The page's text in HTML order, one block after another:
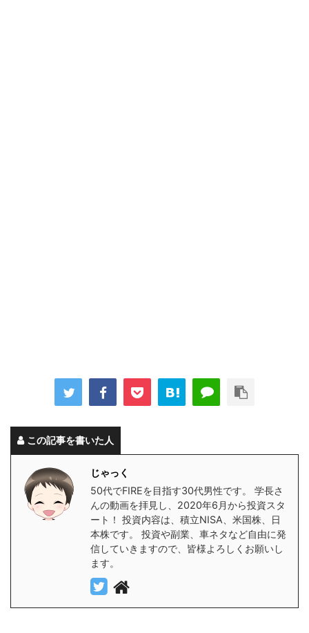
この記事を書いた人
じゃっく
50代でFIREを目指す30代男性です。 学長さ
んの動画を拝見し、2020年6月から投資スタ
ート！ 投資内容は、積立NISA、米国株、日
本株です。 投資や副業、車ネタなど自由に発
信していきますので、皆様よろしくお願いし
ます。